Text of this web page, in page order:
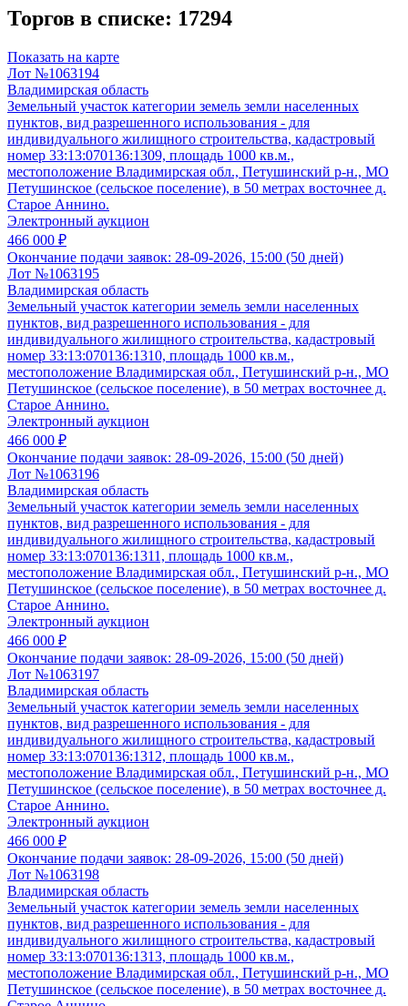
Торгов в списке: 17294
Показать на карте
Лот №1063194
Владимирская область
Земельный участок категории земель земли населенных
пунктов, вид разрешенного использования - для
индивидуального жилищного строительства, кадастровый
номер 33:13:070136:1309, площадь 1000 кв.м.,
местоположение Владимирская обл., Петушинский р-н., МО
Петушинское (сельское поселение), в 50 метрах восточнее д.
Старое Аннино.
Электронный аукцион
466 000 ₽
Окончание подачи заявок: 28-09-2026, 15:00 (50 дней)
Лот №1063195
Владимирская область
Земельный участок категории земель земли населенных
пунктов, вид разрешенного использования - для
индивидуального жилищного строительства, кадастровый
номер 33:13:070136:1310, площадь 1000 кв.м.,
местоположение Владимирская обл., Петушинский р-н., МО
Петушинское (сельское поселение), в 50 метрах восточнее д.
Старое Аннино.
Электронный аукцион
466 000 ₽
Окончание подачи заявок: 28-09-2026, 15:00 (50 дней)
Лот №1063196
Владимирская область
Земельный участок категории земель земли населенных
пунктов, вид разрешенного использования - для
индивидуального жилищного строительства, кадастровый
номер 33:13:070136:1311, площадь 1000 кв.м.,
местоположение Владимирская обл., Петушинский р-н., МО
Петушинское (сельское поселение), в 50 метрах восточнее д.
Старое Аннино.
Электронный аукцион
466 000 ₽
Окончание подачи заявок: 28-09-2026, 15:00 (50 дней)
Лот №1063197
Владимирская область
Земельный участок категории земель земли населенных
пунктов, вид разрешенного использования - для
индивидуального жилищного строительства, кадастровый
номер 33:13:070136:1312, площадь 1000 кв.м.,
местоположение Владимирская обл., Петушинский р-н., МО
Петушинское (сельское поселение), в 50 метрах восточнее д.
Старое Аннино.
Электронный аукцион
466 000 ₽
Окончание подачи заявок: 28-09-2026, 15:00 (50 дней)
Лот №1063198
Владимирская область
Земельный участок категории земель земли населенных
пунктов, вид разрешенного использования - для
индивидуального жилищного строительства, кадастровый
номер 33:13:070136:1313, площадь 1000 кв.м.,
местоположение Владимирская обл., Петушинский р-н., МО
Петушинское (сельское поселение), в 50 метрах восточнее д.